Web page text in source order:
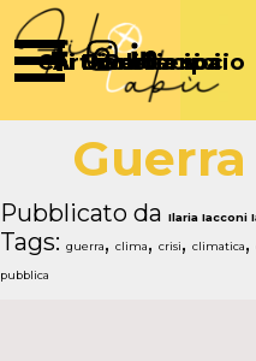
Vai ai contenuti
Salta menù
Chi Siamo
ArticoliPartecipa
Sostienici
Diventa socio
Pubblicato da Ilaria Iacconi
Tags: guerra, clima, crisi, climatica,
pubblica